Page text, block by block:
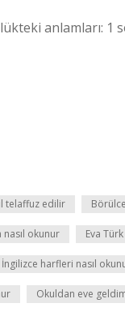
anlamları: 1
telaffuz edilir
nasıl okunur Eva
İngilizce harfleri nasıl
Okuldan eve